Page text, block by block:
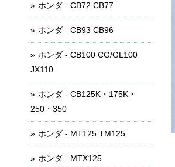
ホンダ - CB72 CB77
ホンダ - CB93 CB96
ホンダ - CB100 CG/GL100
JX110
ホンダ - CB125K・175K・
250・350
ホンダ - MT125 TM125
ホンダ - MTX125